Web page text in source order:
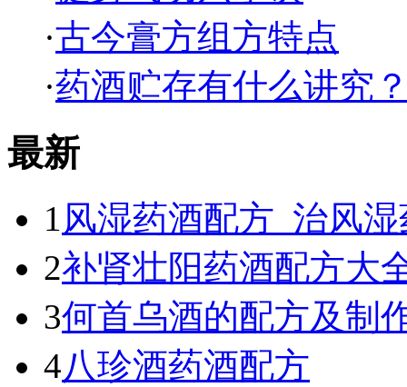
·古今膏方组方特点
·药酒贮存有什么讲究
最新
1 风湿药酒配方_治风
2补肾壮阳药酒配方大
3何首乌酒的配方及制
4八珍酒药酒配方